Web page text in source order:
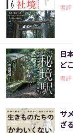
書評
日
ど
書評
サ
ざ